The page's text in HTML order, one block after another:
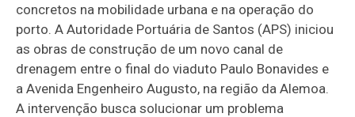
concretos na mobilidade urbana e na operação do
porto. A Autoridade Portuária de Santos (APS) iniciou
as obras de construção de um novo canal de
drenagem entre o final do viaduto Paulo Bonavides e
a Avenida Engenheiro Augusto, na região da Alemoa.
A intervenção busca solucionar um problema